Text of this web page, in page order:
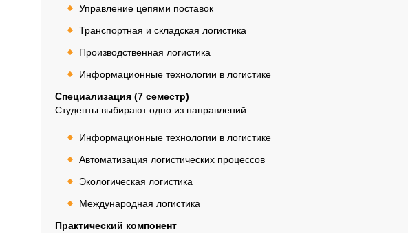
Управление цепями поставок
Транспортная и складская логистика
Производственная логистика
Информационные технологии в логистике
Специализация (7 семестр)
Студенты выбирают одно из направлений:
Информационные технологии в логистике
Автоматизация логистических процессов
Экологическая логистика
Международная логистика
Практический компонент